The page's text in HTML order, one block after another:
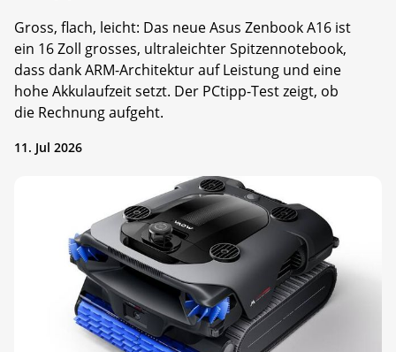
Gross, flach, leicht: Das neue Asus Zenbook A16 ist
ein 16 Zoll grosses, ultraleichter Spitzennotebook,
dass dank ARM-Architektur auf Leistung und eine
hohe Akkulaufzeit setzt. Der PCtipp-Test zeigt, ob
die Rechnung aufgeht.
11. Jul 2026